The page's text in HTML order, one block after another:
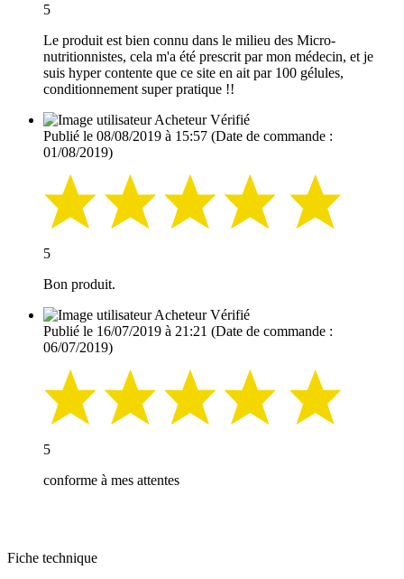
5
Le produit est bien connu dans le milieu des Micro-
nutritionnistes, cela m'a été prescrit par mon médecin, et je
suis hyper contente que ce site en ait par 100 gélules,
conditionnement super pratique !!
Acheteur Vérifié
Publié le 08/08/2019 à 15:57 (Date de commande :
01/08/2019)
5
Bon produit.
Acheteur Vérifié
Publié le 16/07/2019 à 21:21 (Date de commande :
06/07/2019)
5
conforme à mes attentes
Fiche technique